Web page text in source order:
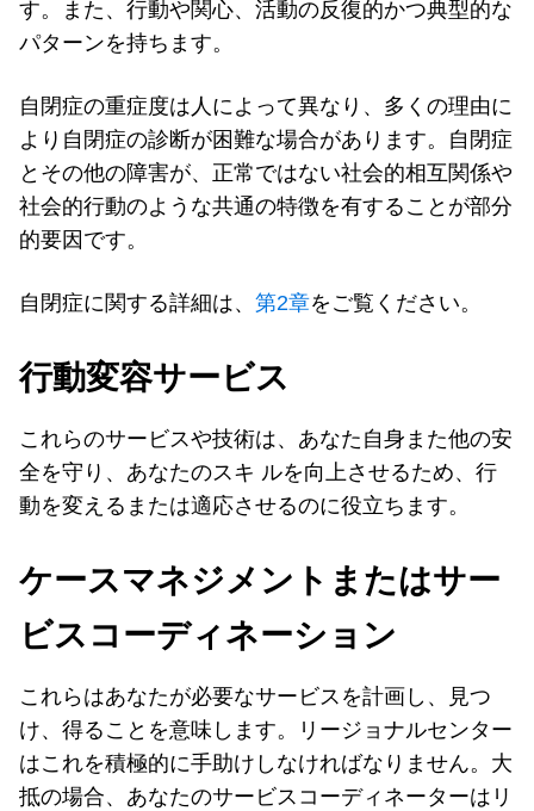
す。また、行動や関心、活動の反復的かつ典型的な
パターンを持ちます。
自閉症の重症度は人によって異なり、多くの理由に
より自閉症の診断が困難な場合があります。自閉症
とその他の障害が、正常ではない社会的相互関係や
社会的行動のような共通の特徴を有することが部分
的要因です。
自閉症に関する詳細は、 第2章をご覧ください。
行動変容サービス
これらのサービスや技術は、あなた自身また他の安
全を守り、あなたのスキ ルを向上させるため、行
動を変えるまたは適応させるのに役立ちます。
ケースマネジメントまたはサー
ビスコーディネーション
これらはあなたが必要なサービスを計画し、見つ
け、得ることを意味します。リージョナルセンター
はこれを積極的に手助けしなければなりません。大
抵の場合、あなたのサービスコーディネーターはリ